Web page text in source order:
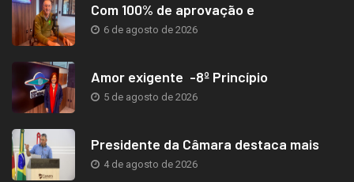
Com 100% de aprovação e
6 de agosto de 2026
Amor exigente -8º Princípio
5 de agosto de 2026
Presidente da Câmara destaca mais
4 de agosto de 2026